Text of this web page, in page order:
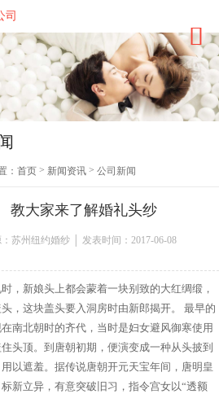
司
：首页 > 新闻资讯 >公司新闻
教大家来了解婚礼头纱
苏州纽约婚纱 │ 发表时间：2017-06-08
，新娘头上都会蒙着一块别致的大红绸缎，
，这块盖头要入洞房时由新郎揭开。 最早的
南北朝时的齐代，当时是妇女避风御寒使用
头顶。到唐朝初期，便演变成一种从头披到
以遮羞。据传说唐朝开元天宝年间，唐明皇
新立异，有意突破旧习，指令宫女以“透额